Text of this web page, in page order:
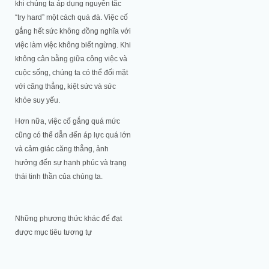
khi chúng ta áp dụng nguyên tắc
“try hard” một cách quá đà. Việc cố
gắng hết sức không đồng nghĩa với
việc làm việc không biết ngừng. Khi
không cân bằng giữa công việc và
cuộc sống, chúng ta có thể đối mặt
với căng thẳng, kiệt sức và sức
khỏe suy yếu.
Hơn nữa, việc cố gắng quá mức
cũng có thể dẫn đến áp lực quá lớn
và cảm giác căng thẳng, ảnh
hưởng đến sự hạnh phúc và trạng
thái tinh thần của chúng ta.
Những phương thức khác để đạt
được mục tiêu tương tự